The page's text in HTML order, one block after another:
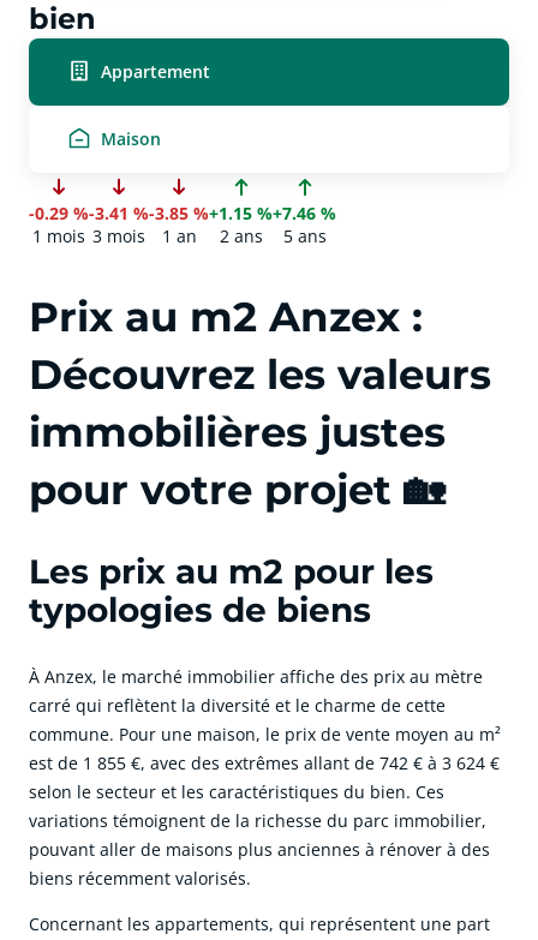
bien
Appartement
Maison
-0.29 %
1 mois
-3.41 %
3 mois
-3.85 %
1 an
+1.15 %
2 ans
+7.46 %
5 ans
Prix au m2 Anzex :
Découvrez les valeurs
immobilières justes
pour votre projet 🏡
Les prix au m2 pour les
typologies de biens
À Anzex, le marché immobilier affiche des prix au mètre
carré qui reflètent la diversité et le charme de cette
commune. Pour une maison, le prix de vente moyen au m²
est de 1 855 €, avec des extrêmes allant de 742 € à 3 624 €
selon le secteur et les caractéristiques du bien. Ces
variations témoignent de la richesse du parc immobilier,
pouvant aller de maisons plus anciennes à rénover à des
biens récemment valorisés.
Concernant les appartements, qui représentent une part